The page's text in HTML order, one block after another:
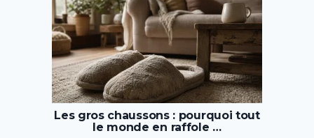
Les gros chaussons : pourquoi tout
le monde en raffole …